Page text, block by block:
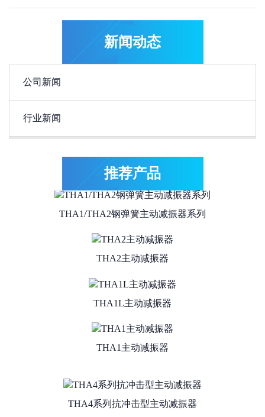
新闻动态
公司新闻
行业新闻
推荐产品
THA3主动减振器
THA1/THA2钢弹簧主动减振器系列
THA2主动减振器
THA1L主动减振器
THA1主动减振器
THA4系列抗冲击型主动减振器